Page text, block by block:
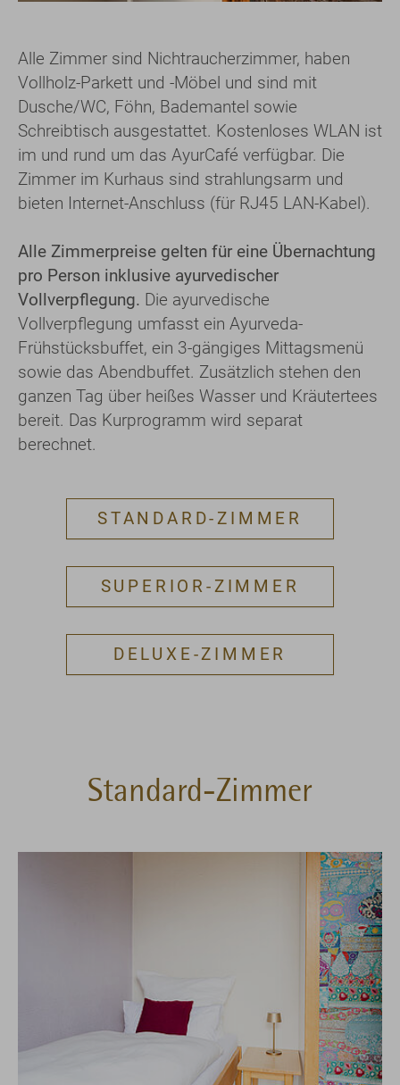
Alle Zimmer sind Nichtraucherzimmer, haben
Vollholz-Parkett und -Möbel und sind mit
Dusche/WC, Föhn, Bademantel sowie
Schreibtisch ausgestattet. Kostenloses WLAN ist
im und rund um das AyurCafé verfügbar. Die
Zimmer im Kurhaus sind strahlungsarm und
bieten Internet-Anschluss (für RJ45 LAN-Kabel).
Alle Zimmerpreise gelten für eine Übernachtung
pro Person inklusive ayurvedischer
Vollverpflegung. Die ayurvedische
Vollverpflegung umfasst ein Ayurveda-
Frühstücksbuffet, ein 3-gängiges Mittagsmenü
sowie das Abendbuffet. Zusätzlich stehen den
ganzen Tag über heißes Wasser und Kräutertees
bereit. Das Kurprogramm wird separat
berechnet.
STANDARD-ZIMMER
SUPERIOR-ZIMMER
DELUXE-ZIMMER
Standard-Zimmer